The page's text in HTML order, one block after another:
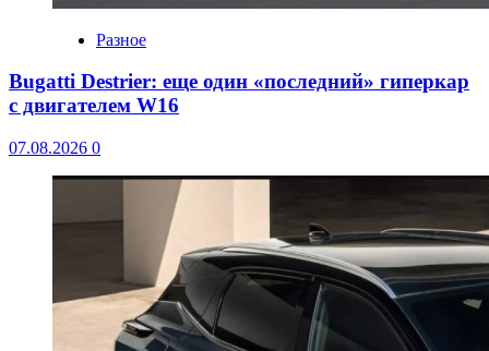
Разное
Bugatti Destrier: еще один «последний» гиперкар
с двигателем W16
07.08.2026 0